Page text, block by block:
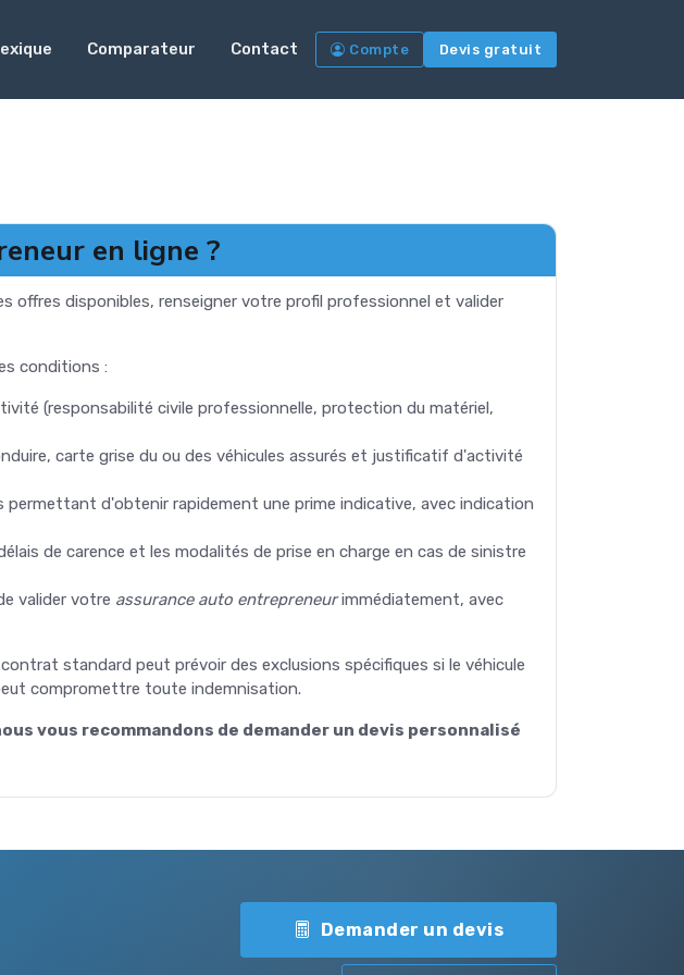
Comparateur Contact Compte Devis gratuit
en ligne ?
offres disponibles, renseigner votre profil professionnel et valider
conditions :
(responsabilité civile professionnelle, protection du matériel,
carte grise du ou des véhicules assurés et justificatif d'activité
permettant d'obtenir rapidement une prime indicative, avec indication
de carence et les modalités de prise en charge en cas de sinistre
valider votre assurance auto entrepreneurimmédiatement, avec
standard peut prévoir des exclusions spécifiques si le véhicule
compromettre toute indemnisation.
vous recommandons de demander un devis personnalisé
Demander un devis